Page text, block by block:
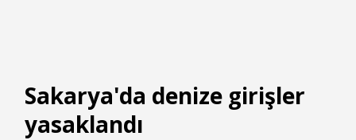
Sakarya'da denize girişler
yasaklandı